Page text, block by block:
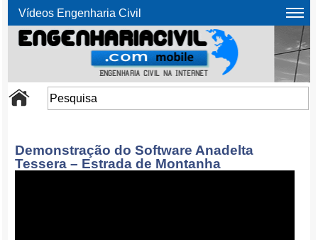
Vídeos Engenharia Civil
Demonstração do Software Anadelta
Tessera – Estrada de Montanha